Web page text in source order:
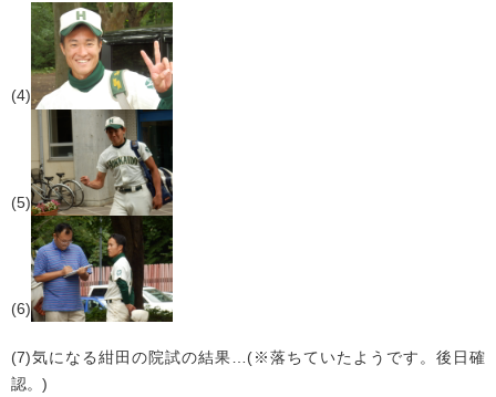
(4)
(5)
(6)
(7)気になる紺田の院試の結果…(※落ちていたようです。後日確
認。)